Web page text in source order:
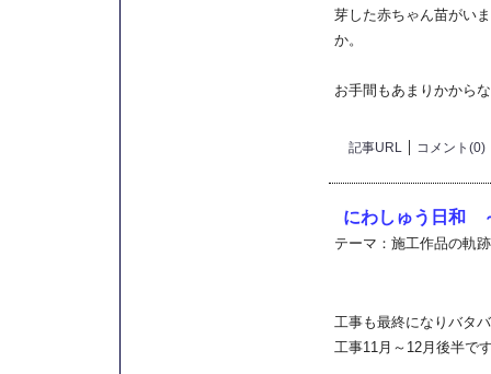
芽した赤ちゃん苗がい
か。
お手間もあまりかから
記事URL コメント(0)
にわしゅう日和
テーマ： 施工作品の軌跡
工事も最終になりバタ
工事11月～12月後半で